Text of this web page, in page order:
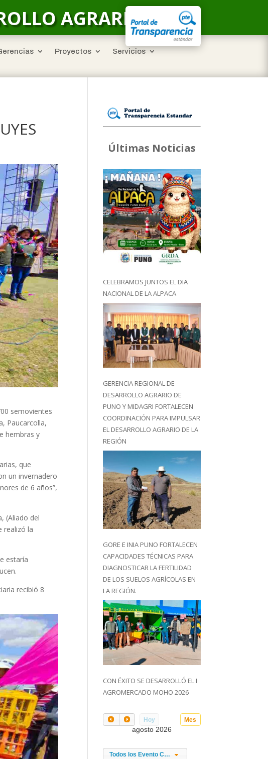
AGRARIO
Proyectos Servicios
semovientes
Paucarcolla,
hembras y
que
un invernadero
de 6 años”,
(Aliado del
realizó la
estaría
recibió 8
Últimas Noticias
CELEBRAMOS JUNTOS EL DIA
NACIONAL DE LA ALPACA
GERENCIA REGIONAL DE
DESARROLLO AGRARIO DE
PUNO Y MIDAGRI FORTALECEN
COORDINACIÓN PARA IMPULSAR
EL DESARROLLO AGRARIO DE LA
REGIÓN
GORE E INIA PUNO FORTALECEN
CAPACIDADES TÉCNICAS PARA
DIAGNOSTICAR LA FERTILIDAD
DE LOS SUELOS AGRÍCOLAS EN
LA REGIÓN.
CON ÉXITO SE DESARROLLÓ EL I
AGROMERCADO MOHO 2026
Hoy Mes
agosto 2026
Todos los Evento Categories